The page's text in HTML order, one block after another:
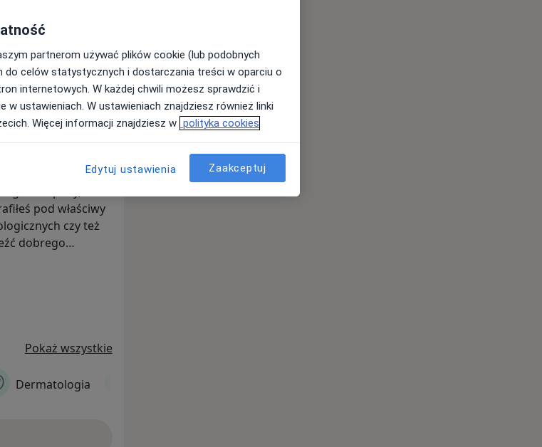
Opinie
to lekarze
pod właściwy
czy też
dobrego
9 z
Pokaż wszystkie
Dermatologia
partnerom używać plików cookie (lub podobnych
do celów statystycznych i dostarczania treści w oparciu o
internetowych. W każdej chwili możesz sprawdzić i
w ustawieniach. W ustawieniach znajdziesz również linki
Więcej informacji znajdziesz w polityka cookies
Edytuj ustawienia Zaakceptuj